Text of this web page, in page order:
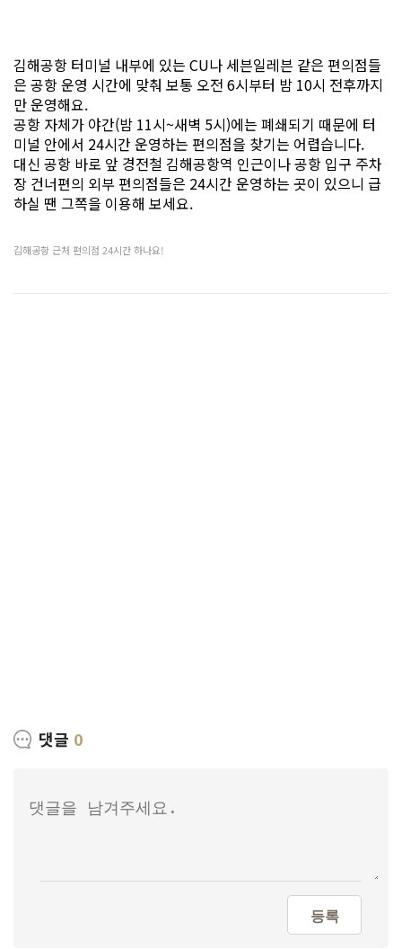
김해공항 터미널 내부에 있는 CU나 세븐일레븐 같은 편의점들
은 공항 운영 시간에 맞춰 보통 오전 6시부터 밤 10시 전후까지
만 운영해요.
공항 자체가 야간(밤 11시~새벽 5시)에는 폐쇄되기 때문에 터
미널 안에서 24시간 운영하는 편의점을 찾기는 어렵습니다.
대신 공항 바로 앞 경전철 김해공항역 인근이나 공항 입구 주차
장 건너편의 외부 편의점들은 24시간 운영하는 곳이 있으니 급
하실 땐 그쪽을 이용해 보세요.
김해공항 근처 편의점 24시간 하나요!
댓글 0
등록